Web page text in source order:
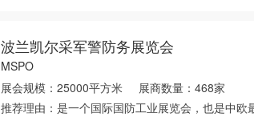
波兰凯尔采军警防务展览会
MSPO
展会规模： 25000平方米 展商数量： 468家
推荐理由： 是一个国际国防工业展览会，也是中欧